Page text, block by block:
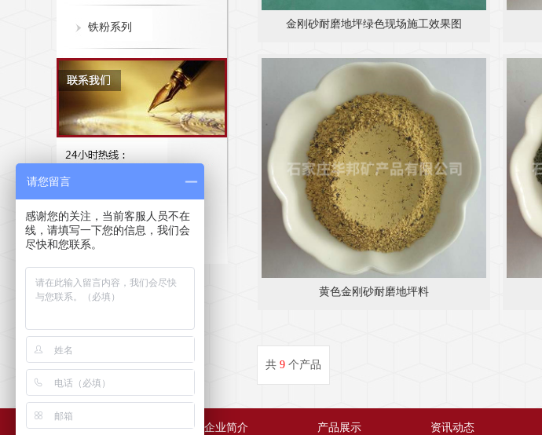
铁粉系列
15176498588
金刚砂耐磨地坪绿色现场施工效果图
黄色金刚砂耐磨地坪料
共 9 个产品
网站首页 企业简介 产品展示 资讯动态
请您留言
感谢您的关注，当前客服人员不在
线，请填写一下您的信息，我们会
尽快和您联系。